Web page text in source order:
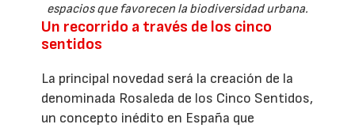
espacios que favorecen la biodiversidad urbana.
Un recorrido a través de los cinco
sentidos
La principal novedad será la creación de la
denominada Rosaleda de los Cinco Sentidos,
un concepto inédito en España que